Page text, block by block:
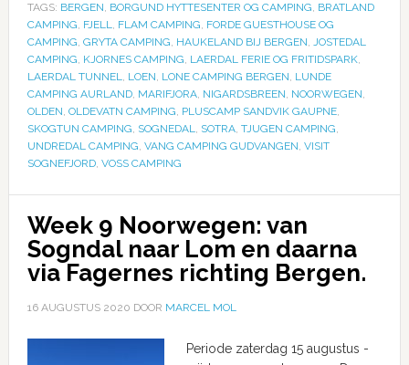
TAGS: BERGEN, BORGUND HYTTESENTER OG CAMPING, BRATLAND
CAMPING, FJELL, FLAM CAMPING, FORDE GUESTHOUSE OG
CAMPING, GRYTA CAMPING, HAUKELAND BIJ BERGEN, JOSTEDAL
CAMPING, KJORNES CAMPING, LAERDAL FERIE OG FRITIDSPARK,
LAERDAL TUNNEL, LOEN, LONE CAMPING BERGEN, LUNDE
CAMPING AURLAND, MARIFJORA, NIGARDSBREEN, NOORWEGEN,
OLDEN, OLDEVATN CAMPING, PLUSCAMP SANDVIK GAUPNE,
SKOGTUN CAMPING, SOGNEDAL, SOTRA, TJUGEN CAMPING,
UNDREDAL CAMPING, VANG CAMPING GUDVANGEN, VISIT
SOGNEFJORD, VOSS CAMPING
Week 9 Noorwegen: van
Sogndal naar Lom en daarna
via Fagernes richting Bergen.
16 AUGUSTUS 2020 DOOR MARCEL MOL
Periode zaterdag 15 augustus -